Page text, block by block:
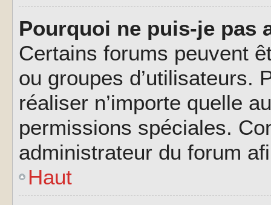
Pourquoi ne puis-je pas
Certains forums peuvent
ou groupes d’utilisateurs.
réaliser n’importe quelle
permissions spéciales.
administrateur du forum
Haut